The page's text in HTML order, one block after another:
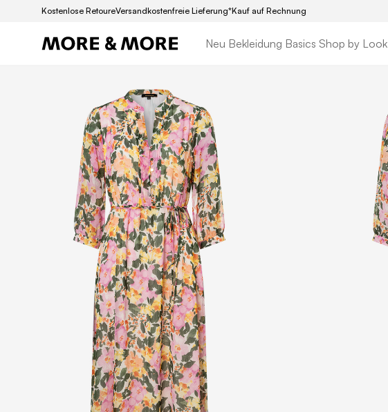
Kostenlose RetoureVersandkostenfreie Lieferung*Kauf auf Rechnung
Neu Bekleidung Basics Shop by Look